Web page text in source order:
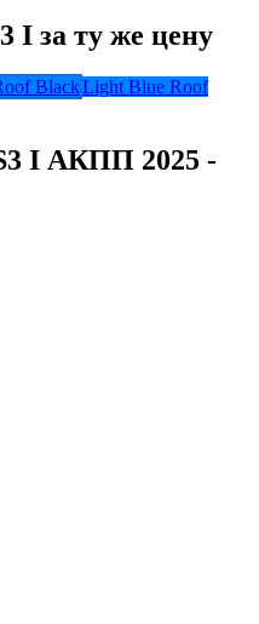
I за ту же цену
BlackLight Blue Roof
I АКПП 2025 -